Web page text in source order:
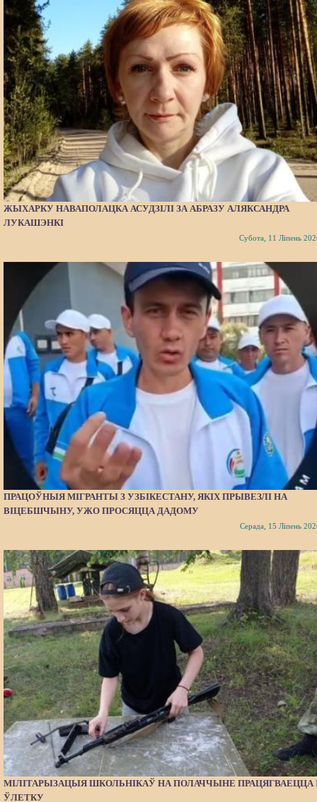
ЖЫХАРКУ НАВАПОЛАЦКА АСУДЗІЛІ ЗА АБРАЗУ АЛЯКСАНДРА
ЛУКАШЭНКІ
Субота, 11 Ліпень
ПРАЦОЎНЫЯ МІГРАНТЫ З УЗБІКЕСТАНУ, ЯКІХ ПРЫВЕЗЛІ НА
ВІЦЕБШЧЫНУ, УЖО ПРОСЯЦЦА ДАДОМУ
Серада, 15 Ліпень
МІЛІТАРЫЗАЦЫЯ ШКОЛЬНІКАЎ НА ПОЛАЧЧЫНЕ ПРАЦЯГВАЕЦЦА
ЎЛЕТКУ